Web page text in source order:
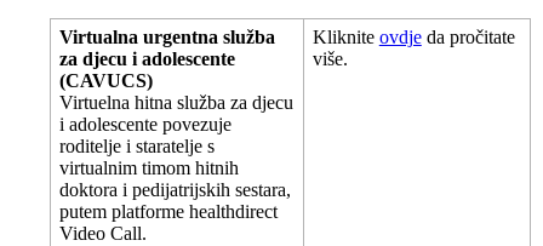
Virtualna urgentna služba
za djecu i adolescente
(CAVUCS)
Virtuelna hitna služba za djecu
i adolescente povezuje
roditelje i staratelje s
virtualnim timom hitnih
doktora i pedijatrijskih sestara,
putem platforme healthdirect
Video Call.
Kliknite ovdje da pročitate
više.